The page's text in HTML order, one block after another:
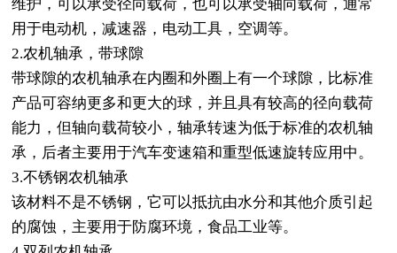
维护，可以承受径向载荷，也可以承受轴向载荷，通常
用于电动机，减速器，电动工具，空调等。
2.农机轴承，带球隙
带球隙的农机轴承在内圈和外圈上有一个球隙，比标准
产品可容纳更多和更大的球，并且具有较高的径向载荷
能力，但轴向载荷较小，轴承转速为低于标准的农机轴
承，后者主要用于汽车变速箱和重型低速旋转应用中。
3.不锈钢农机轴承
该材料不是不锈钢，它可以抵抗由水分和其他介质引起
的腐蚀，主要用于防腐环境，食品工业等。